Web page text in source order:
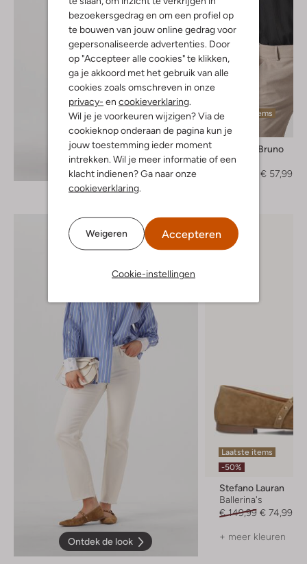
bezoekersgedrag en om een profiel op
te bouwen van jouw online gedrag voor
gepersonaliseerde advertenties. Door
op "Accepteer alle cookies" te klikken,
ga je akkoord met het gebruik van alle
cookies zoals omschreven in onze
privacy- en cookieverklaring
Wil je je voorkeuren wijzigen? Via de
cookieknop onderaan de pagina kun je
jouw toestemming ieder moment
intrekken. Wil je meer informatie of een
klacht indienen? Ga naar onze
cookieverklaring
Weigeren Accepteren
Cookie-instellingen
Ontdek de look
Laatste items
-60%
Vanessa Bruno
Top
€ 57,99
Ontdek de look
Laatste items
-50%
Stefano Lauran
Ballerina's
€ 149,99 € 74,99
+ meer kleuren